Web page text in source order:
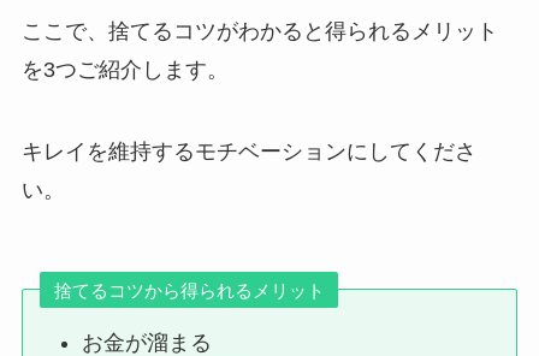
ここで、捨てるコツがわかると得られるメリット
を3つご紹介します。
キレイを維持するモチベーションにしてくださ
い。
捨てるコツから得られるメリット
お金が溜まる